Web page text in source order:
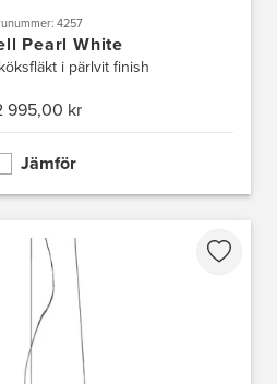
4257
Pearl White
i pärlvit finish
995,00 kr
Jämför